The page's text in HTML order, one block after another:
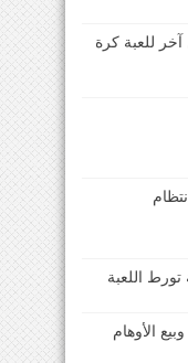
للعبة كرة
تورط اللعبة
الأوهام